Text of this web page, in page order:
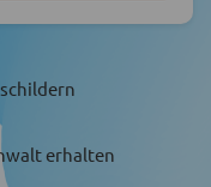
erhalten